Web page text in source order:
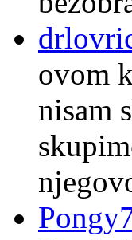
ovom
nisam